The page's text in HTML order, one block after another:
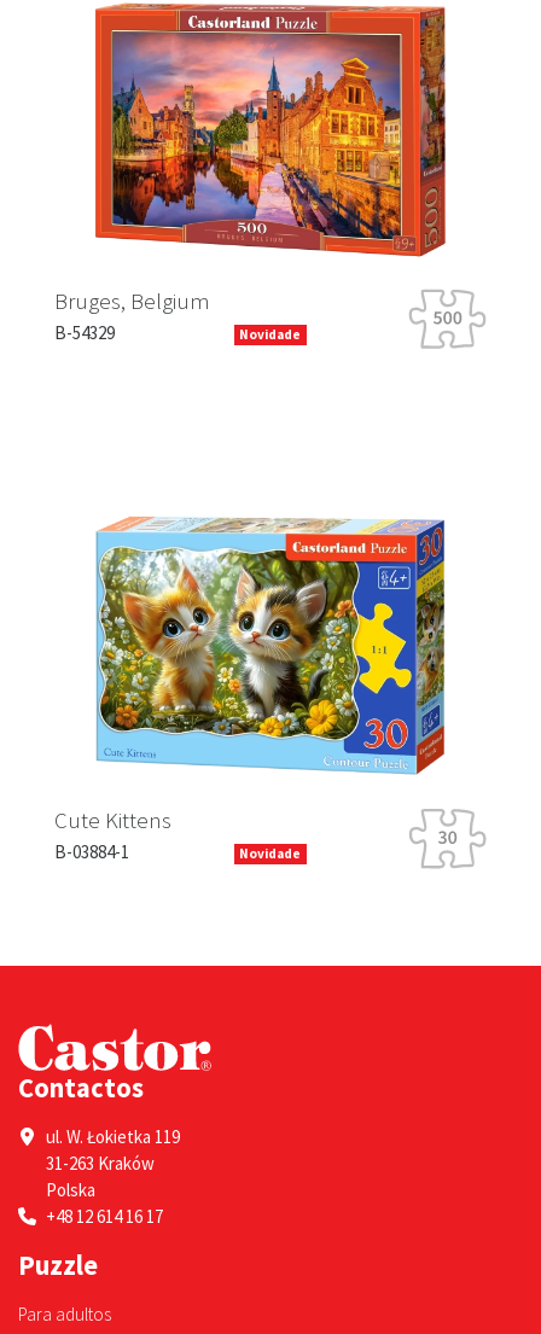
Bruges, Belgium
B-54329 Novidade
Cute Kittens
B-03884-1 Novidade
Previous
Contactos
ul. W. Łokietka 119
31-263 Kraków
Polska
+48 12 614 16 17
Puzzle
Para adultos